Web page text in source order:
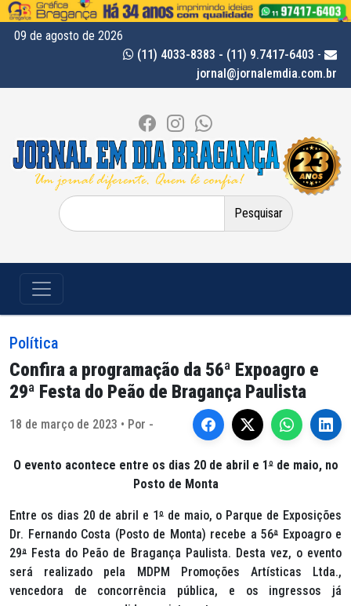
09 de agosto de 2026
(11) 4033-8383 - (11) 9.7417-6403 -
jornal@jornalemdia.com.br
Pesquisar
por:
Política
Confira a programação da 56ª Expoagro e
29ª Festa do Peão de Bragança Paulista
18 de março de 2023 • Por -
O evento acontece entre os dias 20 de abril e 1ºde maio, no
Posto de Monta
Entre os dias 20 de abril e 1ºde maio, o Parque de Exposições
Dr. Fernando Costa (Posto de Monta) recebe a 56ª Expoagro e
29ª Festa do Peão de Bragança Paulista. Desta vez, o evento
será realizado pela MDPM Promoções Artísticas Ltda.,
vencedora de concorrência pública, e os ingressos já